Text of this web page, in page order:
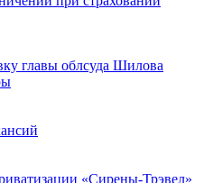
главы облсуда Шилова
«Сирены-Трэвел»